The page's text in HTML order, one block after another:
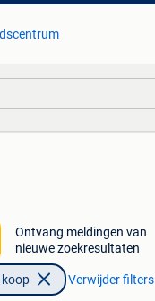
Ontvang meldingen van
nieuwe zoekresultaten
koop Verwijder filters